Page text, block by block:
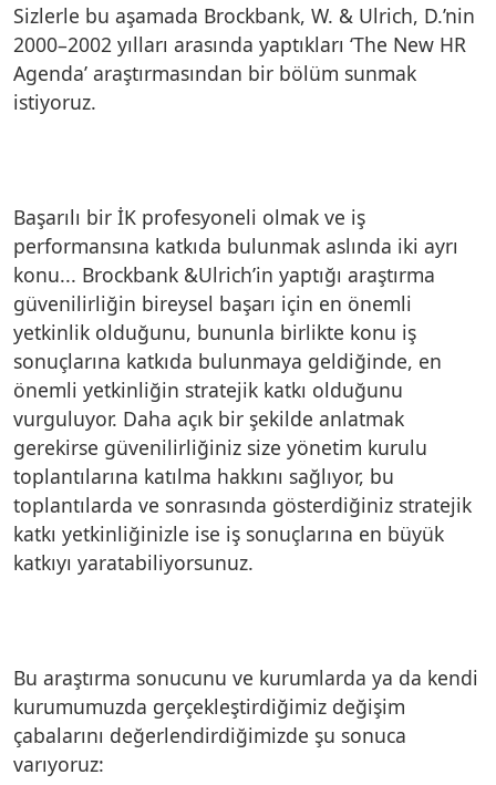
Sizlerle bu aşamada Brockbank, W. & Ulrich, D.’nin
2000–2002 yılları arasında yaptıkları ‘The New HR
Agenda’ araştırmasından bir bölüm sunmak
istiyoruz.
Başarılı bir İK profesyoneli olmak ve iş
performansına katkıda bulunmak aslında iki ayrı
konu... Brockbank &Ulrich’in yaptığı araştırma
güvenilirliğin bireysel başarı için en önemli
yetkinlik olduğunu, bununla birlikte konu iş
sonuçlarına katkıda bulunmaya geldiğinde, en
önemli yetkinliğin stratejik katkı olduğunu
vurguluyor. Daha açık bir şekilde anlatmak
gerekirse güvenilirliğiniz size yönetim kurulu
toplantılarına katılma hakkını sağlıyor, bu
toplantılarda ve sonrasında gösterdiğiniz stratejik
katkı yetkinliğinizle ise iş sonuçlarına en büyük
katkıyı yaratabiliyorsunuz.
Bu araştırma sonucunu ve kurumlarda ya da kendi
kurumumuzda gerçekleştirdiğimiz değişim
çabalarını değerlendirdiğimizde şu sonuca
varıyoruz: